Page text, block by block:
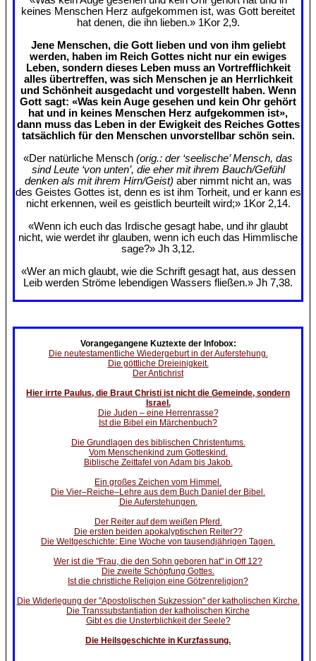
keines Menschen Herz aufgekommen ist, was Gott bereitet
hat denen, die ihn lieben.» 1Kor 2,9.
Jene Menschen, die Gott lieben und von ihm geliebt
werden, haben im Reich Gottes nicht nur ein ewiges
Leben, sondern dieses Leben muss an Vortrefflichkeit
alles übertreffen, was sich Menschen je an Herrlichkeit
und Schönheit ausgedacht und vorgestellt haben. Wenn
Gott sagt: «Was kein Auge gesehen und kein Ohr gehört
hat und in keines Menschen Herz aufgekommen ist»,
dann muss das Leben in der Ewigkeit des Reiches Gottes
tatsächlich für den Menschen unvorstellbar schön sein.
«Der natürliche Mensch (orig.: der ‘seelische’ Mensch, das
sind Leute ‘von unten’, die eher mit ihrem Bauch/Gefühl
denken als mit ihrem Hirn/Geist) aber nimmt nicht an, was
des Geistes Gottes ist, denn es ist ihm Torheit, und er kann es
nicht erkennen, weil es geistlich beurteilt wird;» 1Kor 2,14.
«Wenn ich euch das Irdische gesagt habe, und ihr glaubt
nicht, wie werdet ihr glauben, wenn ich euch das Himmlische
sage?» Jh 3,12.
«Wer an mich glaubt, wie die Schrift gesagt hat, aus dessen
Leib werden Ströme lebendigen Wassers fließen.» Jh 7,38.
Vorangegangene Kuztexte der Infobox:
Die neutestamentliche Wiedergeburt in der Auferstehung.
Die göttliche Dreieinigkeit.
Der Antichrist
Hier irrte Paulus, die Braut Christi ist nicht die Gemeinde, sondern
Israel.
Die Juden – eine Herrenrasse?
Ist die Bibel ein Märchenbuch?
Die Grundlagen des biblischen Christentums.
Vom Menschenkind zum Gotteskind.
Biblische Zeittafel von Adam bis Jakob.
Ein großes Zeichen vom Himmel.
Die Vier–Reiche–Lehre aus dem Buch Daniel der Bibel.
Die Auferstehungen.
Der Reiter auf dem weißen Pferd.
Die ersten beiden apokalyptischen Reiter??
Die Weltgeschichte: Eine Woche von tausendjährigen Tagen.
Wer ist die "Frau, die den Sohn geboren hat" in Off 12?
Die zweite Schöpfung Gottes.
Ist die christliche Religion eine Götzenreligion?
Die Widerlegung der "Apostolischen Sukzession" der katholischen Kirche.
Die Transsubstantiation der katholischen Kirche
Gibt es die Unsterblichkeit der Seele?
Die Heilsgeschichte in Kurzfassung.